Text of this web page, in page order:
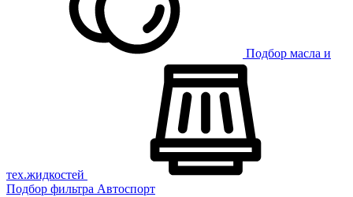
Подбор масла и
тех.жидкостей
Подбор фильтра Автоспорт